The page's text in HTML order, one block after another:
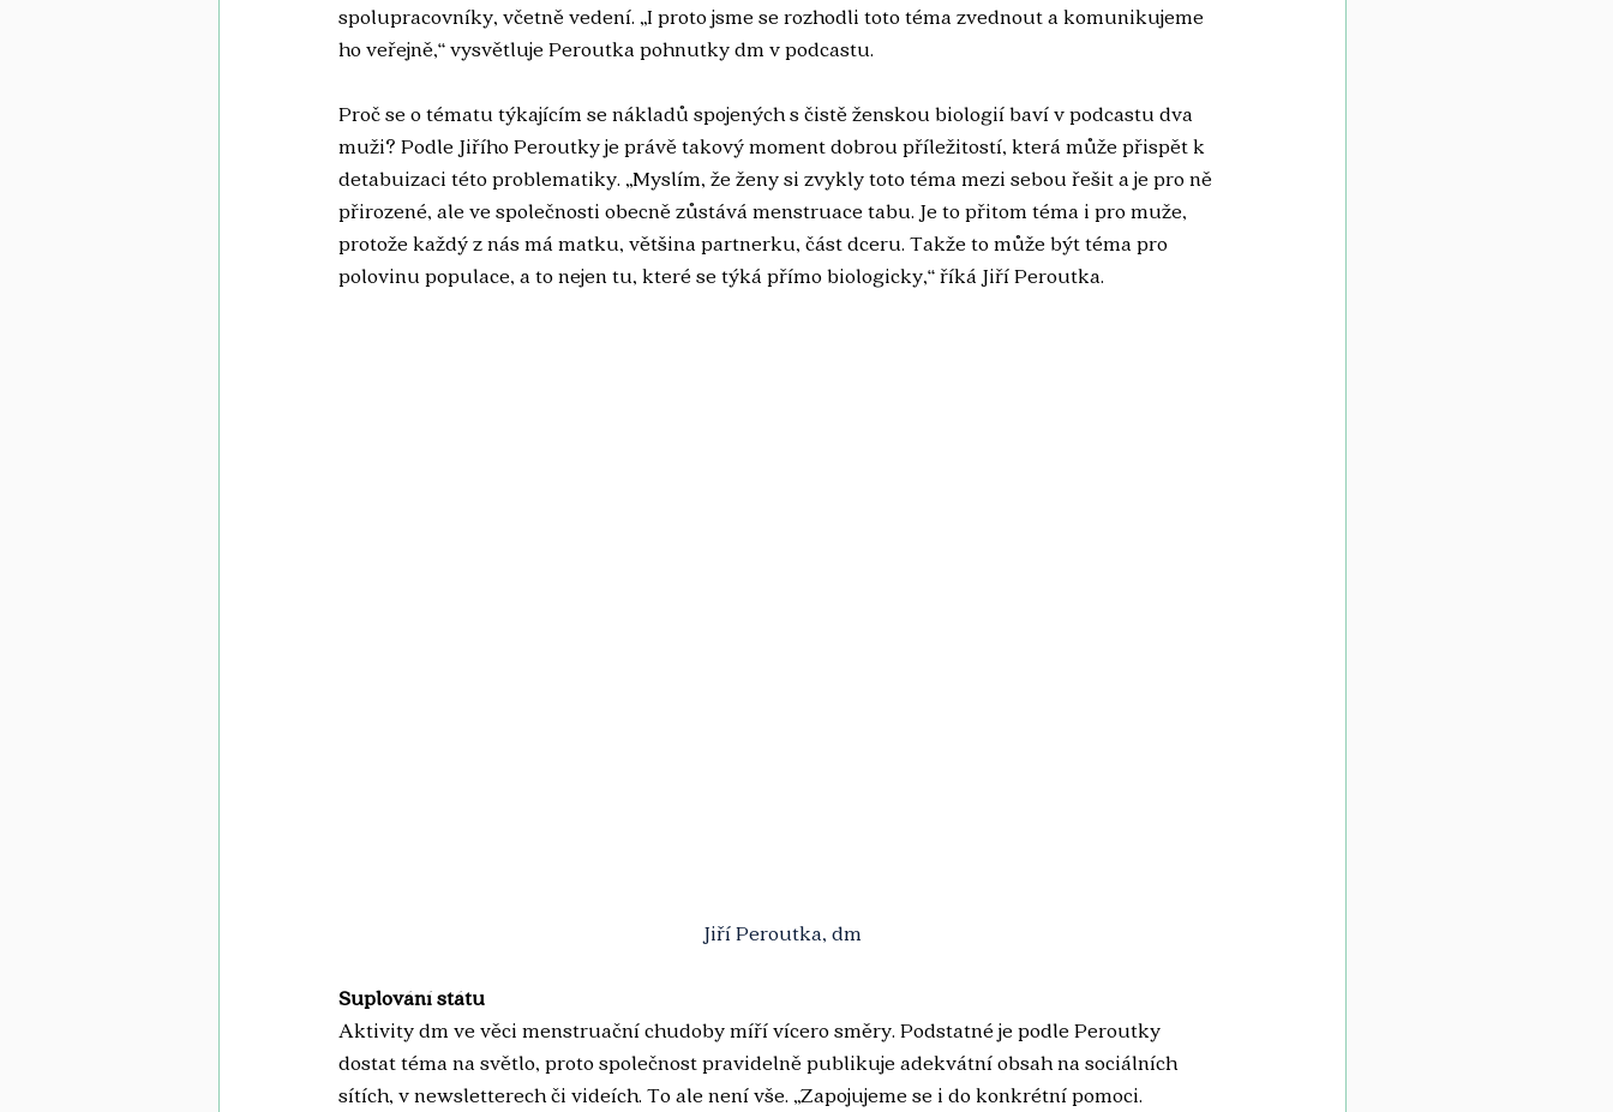
spolupracovníky, včetně vedení. „I proto jsme se rozhodli toto téma zvednout a komunikujeme
ho veřejně,“ vysvětluje Peroutka pohnutky dm v podcastu.
Proč se o tématu týkajícím se nákladů spojených s čistě ženskou biologií baví v podcastu dva
muži? Podle Jiřího Peroutky je právě takový moment dobrou příležitostí, která může přispět k
detabuizaci této problematiky. „Myslím, že ženy si zvykly toto téma mezi sebou řešit a je pro ně
přirozené, ale ve společnosti obecně zůstává menstruace tabu. Je to přitom téma i pro muže,
protože každý z nás má matku, většina partnerku, část dceru. Takže to může být téma pro
polovinu populace, a to nejen tu, které se týká přímo biologicky,“ říká Jiří Peroutka.
Jiří Peroutka, dm
Suplování státu
Aktivity dm ve věci menstruační chudoby míří vícero směry. Podstatné je podle Peroutky
dostat téma na světlo, proto společnost pravidelně publikuje adekvátní obsah na sociálních
sítích, v newsletterech či videích. To ale není vše. „Zapojujeme se i do konkrétní pomoci.